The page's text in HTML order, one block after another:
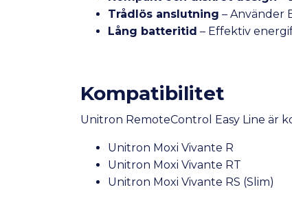
Trådlös anslutning – Använder
Lång batteritid – Effektiv
Kompatibilitet
Unitron RemoteControl Easy Line är
Unitron Moxi Vivante R
Unitron Moxi Vivante RT
Unitron Moxi Vivante RS (Slim)